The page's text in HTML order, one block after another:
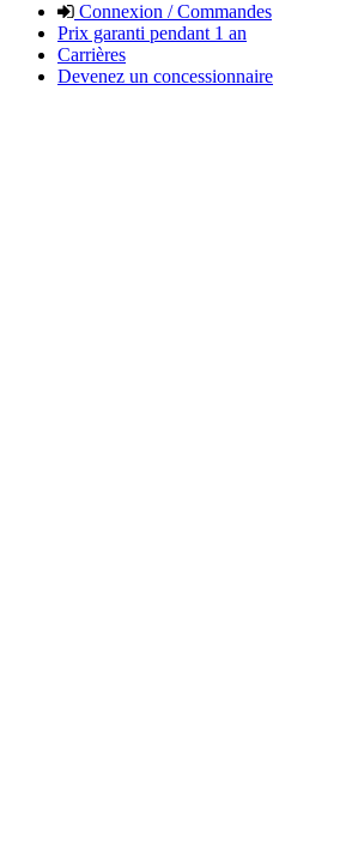
Connexion / Commandes
Prix garanti pendant 1 an
Carrières
Devenez un concessionnaire